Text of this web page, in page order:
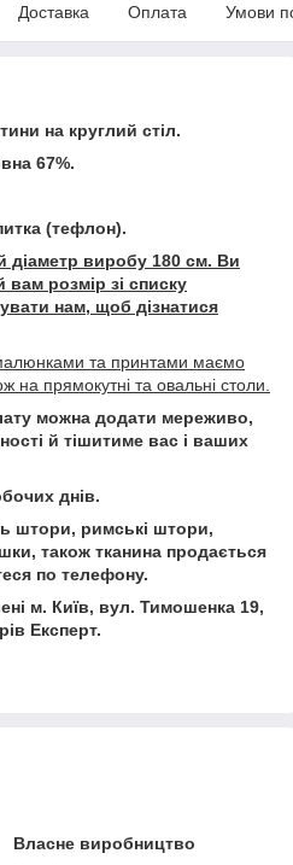
Доставка Оплата Умови
на круглий стіл.
67%.
(тефлон).
виробу 180 см. Ви
розмір зі списку
нам, щоб дізнатися
та принтами маємо
на прямокутні та овальні столи.
можна додати мереживо,
й тішитиме вас і ваших
днів.
штори, римські штори,
також тканина продається
по телефону.
м. Київ, вул. Тимошенка 19,
Eксперт.
Власне виробництво